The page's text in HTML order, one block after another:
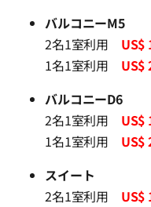
バルコニーM5
2名1室利用 US$
1名1室利用 US$
バルコニーD6
2名1室利用 US$
1名1室利用 US$
スイート
2名1室利用 US$